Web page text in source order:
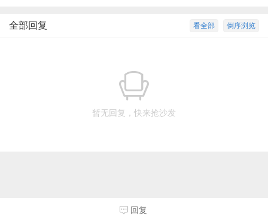
倒序浏览
看全部
全部回复
暂无回复，快来抢沙发
回复